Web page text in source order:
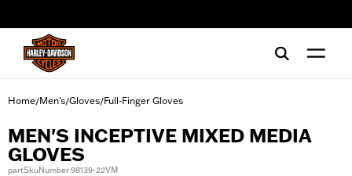
Home/Men's/Gloves/Full-Finger Gloves
MEN'S INCEPTIVE MIXED MEDIA
GLOVES
partSkuNumber 98139-22VM